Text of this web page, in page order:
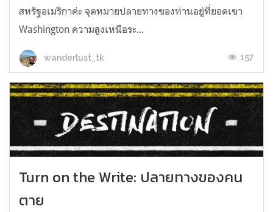
สหรัฐอเมริกาค่ะ จุดหมายปลายทางของท่านอยู่ที่ยอดเขา
Washington ความสูงเหนือระ...
wanderlust_tk 157
Turn on the Write: ปลายทางของคน
ตาย